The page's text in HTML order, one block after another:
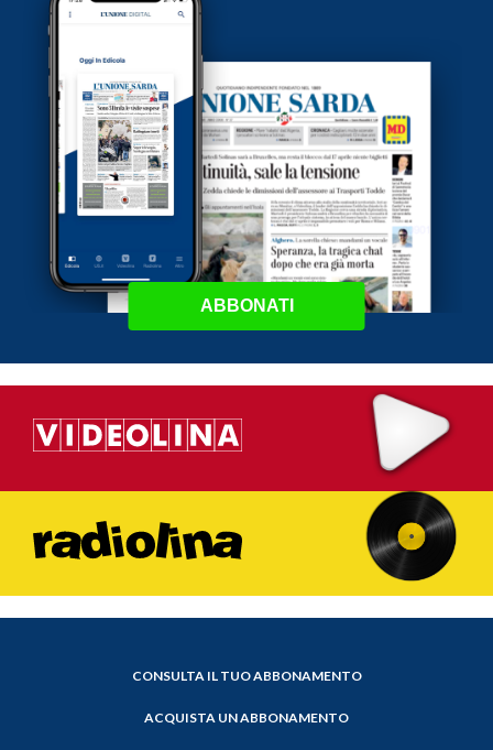
ABBONATI
CONSULTA IL TUO ABBONAMENTO
ACQUISTA UN ABBONAMENTO